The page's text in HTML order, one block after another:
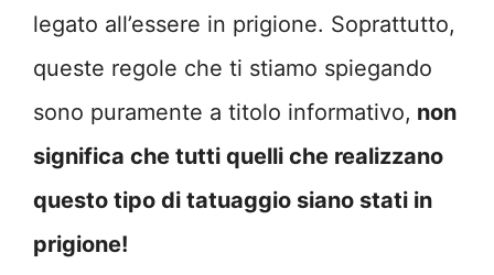
legato all’essere in prigione. Soprattutto,
queste regole che ti stiamo spiegando
sono puramente a titolo informativo, non
significa che tutti quelli che realizzano
questo tipo di tatuaggio siano stati in
prigione!